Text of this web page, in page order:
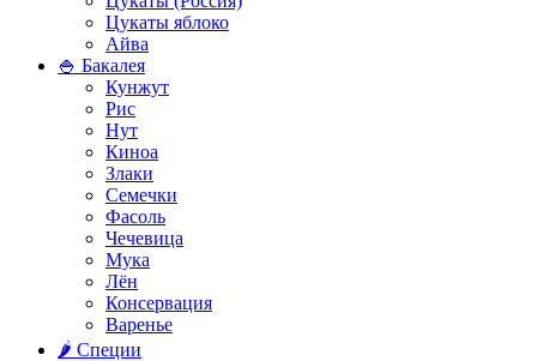
Цукаты яблоко
Айва
🍚 Бакалея
Кунжут
Рис
Нут
Киноа
Злаки
Семечки
Фасоль
Чечевица
Мука
Лён
Консервация
Варенье
🌶️ Специи